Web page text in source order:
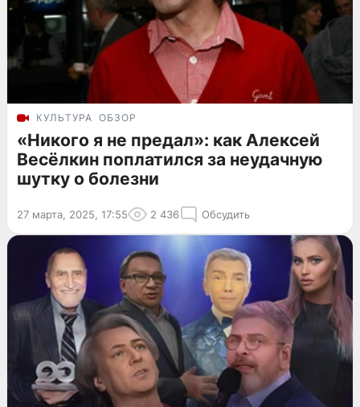
КУЛЬТУРА ОБЗОР
«Никого я не предал»: как Алексей
Весёлкин поплатился за неудачную
шутку о болезни
27 марта, 2025, 17:55 2 436 Обсудить